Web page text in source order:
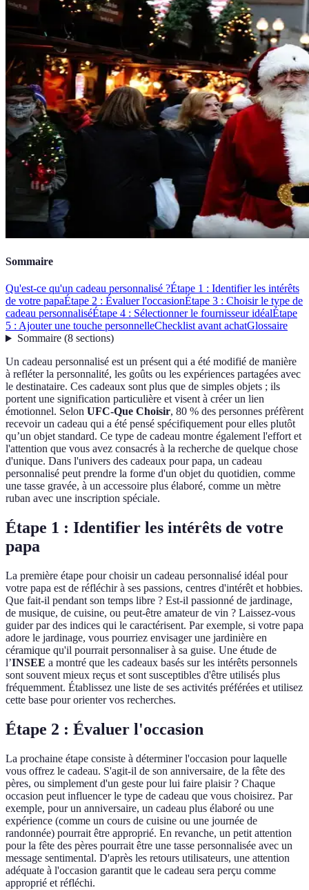
Sommaire
Qu'est-ce qu'un cadeau personnalisé ?Étape 1 : Identifier les intérêts
de votre papaÉtape 2 : Évaluer l'occasionÉtape 3 : Choisir le type de
cadeau personnaliséÉtape 4 : Sélectionner le fournisseur idéalÉtape
5 : Ajouter une touche personnelleChecklist avant achatGlossaire
Sommaire(8 sections)
Un cadeau personnalisé est un présent qui a été modifié de manière
à refléter la personnalité, les goûts ou les expériences partagées avec
le destinataire. Ces cadeaux sont plus que de simples objets ; ils
portent une signification particulière et visent à créer un lien
émotionnel. Selon UFC-Que Choisir, 80 % des personnes préfèrent
recevoir un cadeau qui a été pensé spécifiquement pour elles plutôt
qu’un objet standard. Ce type de cadeau montre également l'effort et
l'attention que vous avez consacrés à la recherche de quelque chose
d'unique. Dans l'univers des cadeaux pour papa, un cadeau
personnalisé peut prendre la forme d'un objet du quotidien, comme
une tasse gravée, à un accessoire plus élaboré, comme un mètre
ruban avec une inscription spéciale.
Étape 1 : Identifier les intérêts de votre
papa
La première étape pour choisir un cadeau personnalisé idéal pour
votre papa est de réfléchir à ses passions, centres d'intérêt et hobbies.
Que fait-il pendant son temps libre ? Est-il passionné de jardinage,
de musique, de cuisine, ou peut-être amateur de vin ? Laissez-vous
guider par des indices qui le caractérisent. Par exemple, si votre papa
adore le jardinage, vous pourriez envisager une jardinière en
céramique qu'il pourrait personnaliser à sa guise. Une étude de
l’INSEE a montré que les cadeaux basés sur les intérêts personnels
sont souvent mieux reçus et sont susceptibles d'être utilisés plus
fréquemment. Établissez une liste de ses activités préférées et utilisez
cette base pour orienter vos recherches.
Étape 2 : Évaluer l'occasion
La prochaine étape consiste à déterminer l'occasion pour laquelle
vous offrez le cadeau. S'agit-il de son anniversaire, de la fête des
pères, ou simplement d'un geste pour lui faire plaisir ? Chaque
occasion peut influencer le type de cadeau que vous choisirez. Par
exemple, pour un anniversaire, un cadeau plus élaboré ou une
expérience (comme un cours de cuisine ou une journée de
randonnée) pourrait être approprié. En revanche, un petit attention
pour la fête des pères pourrait être une tasse personnalisée avec un
message sentimental. D'après les retours utilisateurs, une attention
adéquate à l'occasion garantit que le cadeau sera perçu comme
approprié et réfléchi.